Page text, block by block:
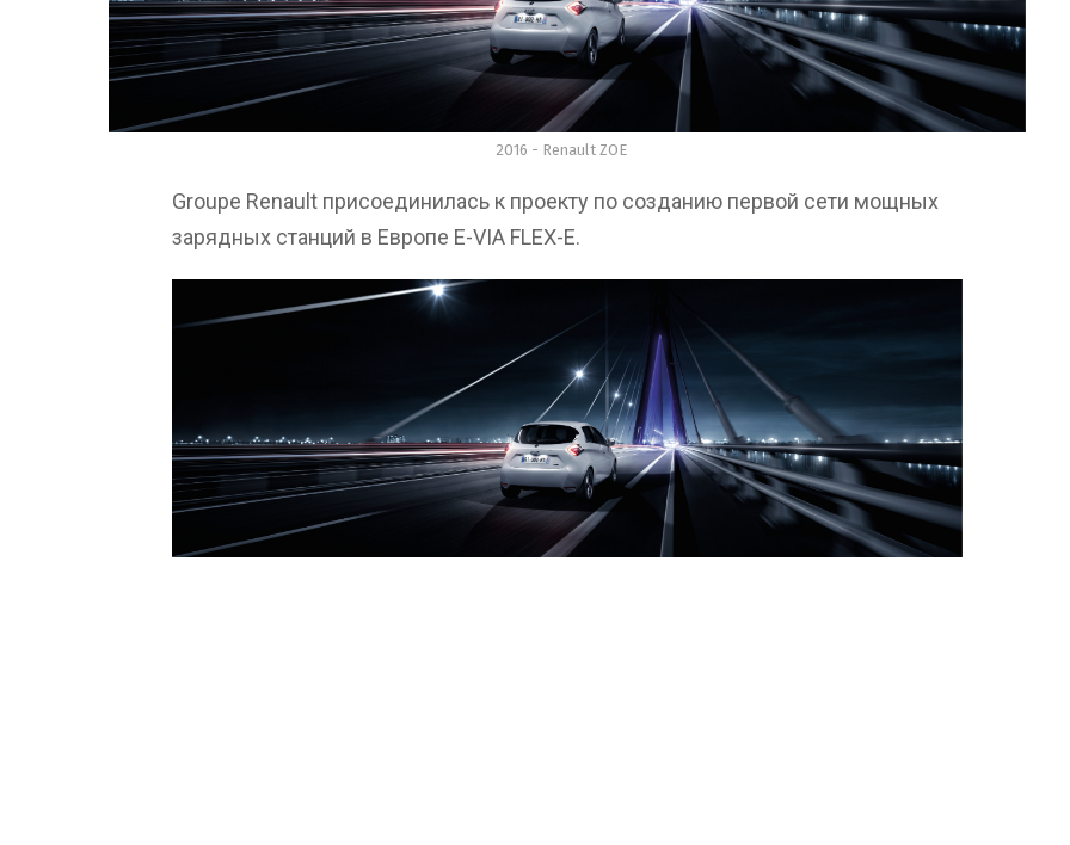
2016 - Renault ZOE
Groupe Renault присоединилась к проекту по созданию первой сети мощных
зарядных станций в Европе E-VIA FLEX-E.